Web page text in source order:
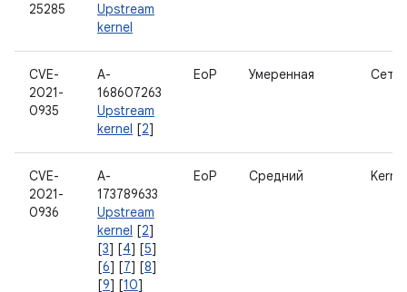
25285
Upstream
kernel
CVE-
2021-
0935
A-
168607263
Upstream
kernel [2]
EoP Умеренная Сеть
CVE-
2021-
0936
A-
173789633
Upstream
kernel [2]
[3] [4] [5]
[6] [7] [8]
[9] [10]
EoP Средний Kernel